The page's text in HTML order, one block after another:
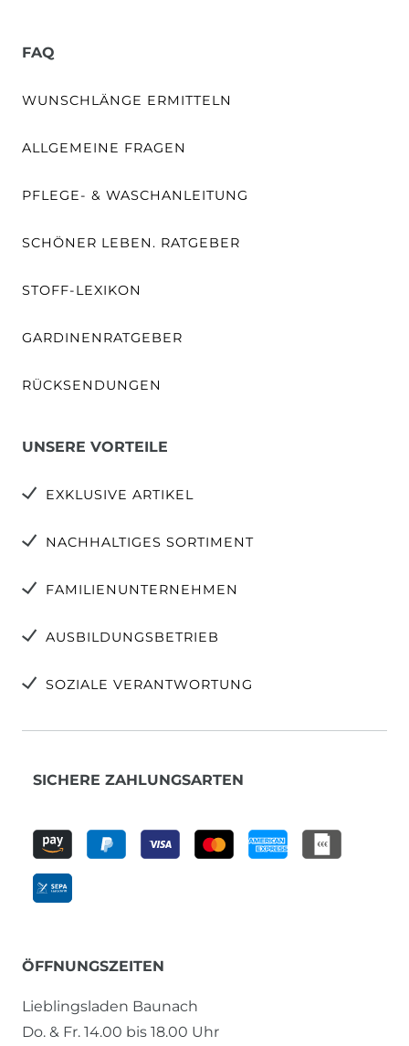
FAQ
WUNSCHLÄNGE ERMITTELN
ALLGEMEINE FRAGEN
PFLEGE- & WASCHANLEITUNG
SCHÖNER LEBEN. RATGEBER
STOFF-LEXIKON
GARDINENRATGEBER
RÜCKSENDUNGEN
UNSERE VORTEILE
EXKLUSIVE ARTIKEL
NACHHALTIGES SORTIMENT
FAMILIENUNTERNEHMEN
AUSBILDUNGSBETRIEB
SOZIALE VERANTWORTUNG
SICHERE ZAHLUNGSARTEN
ÖFFNUNGSZEITEN
Lieblingsladen Baunach
Do. & Fr. 14.00 bis 18.00 Uhr